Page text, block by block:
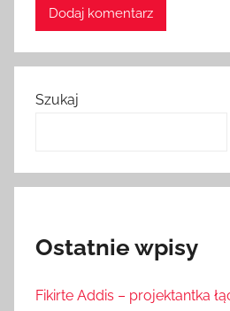
Szukaj
Ostatnie wpisy
Fikirte Addis – projektantka